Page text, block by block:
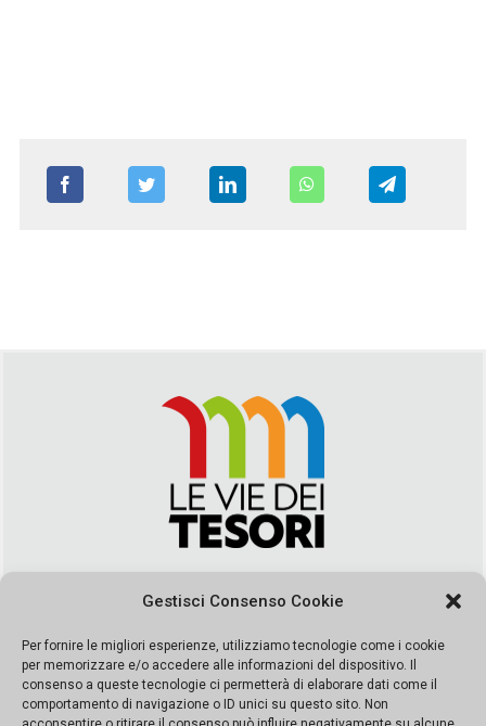
Gestisci Consenso Cookie
Per fornire le migliori esperienze, utilizziamo tecnologie come i cookie
per memorizzare e/o accedere alle informazioni del dispositivo. Il
consenso a queste tecnologie ci permetterà di elaborare dati come il
comportamento di navigazione o ID unici su questo sito. Non
segreteria@leviedeitesori.it
Direttore ResponsabileMarcello Barbaro – Aut. del tribunale di
Palermo n. 19 del 2017 iscrizione al roc numero 37003 Editore
Porta Felice Srl. Sede legale: Via Libertà 93 – 90143 Palermo